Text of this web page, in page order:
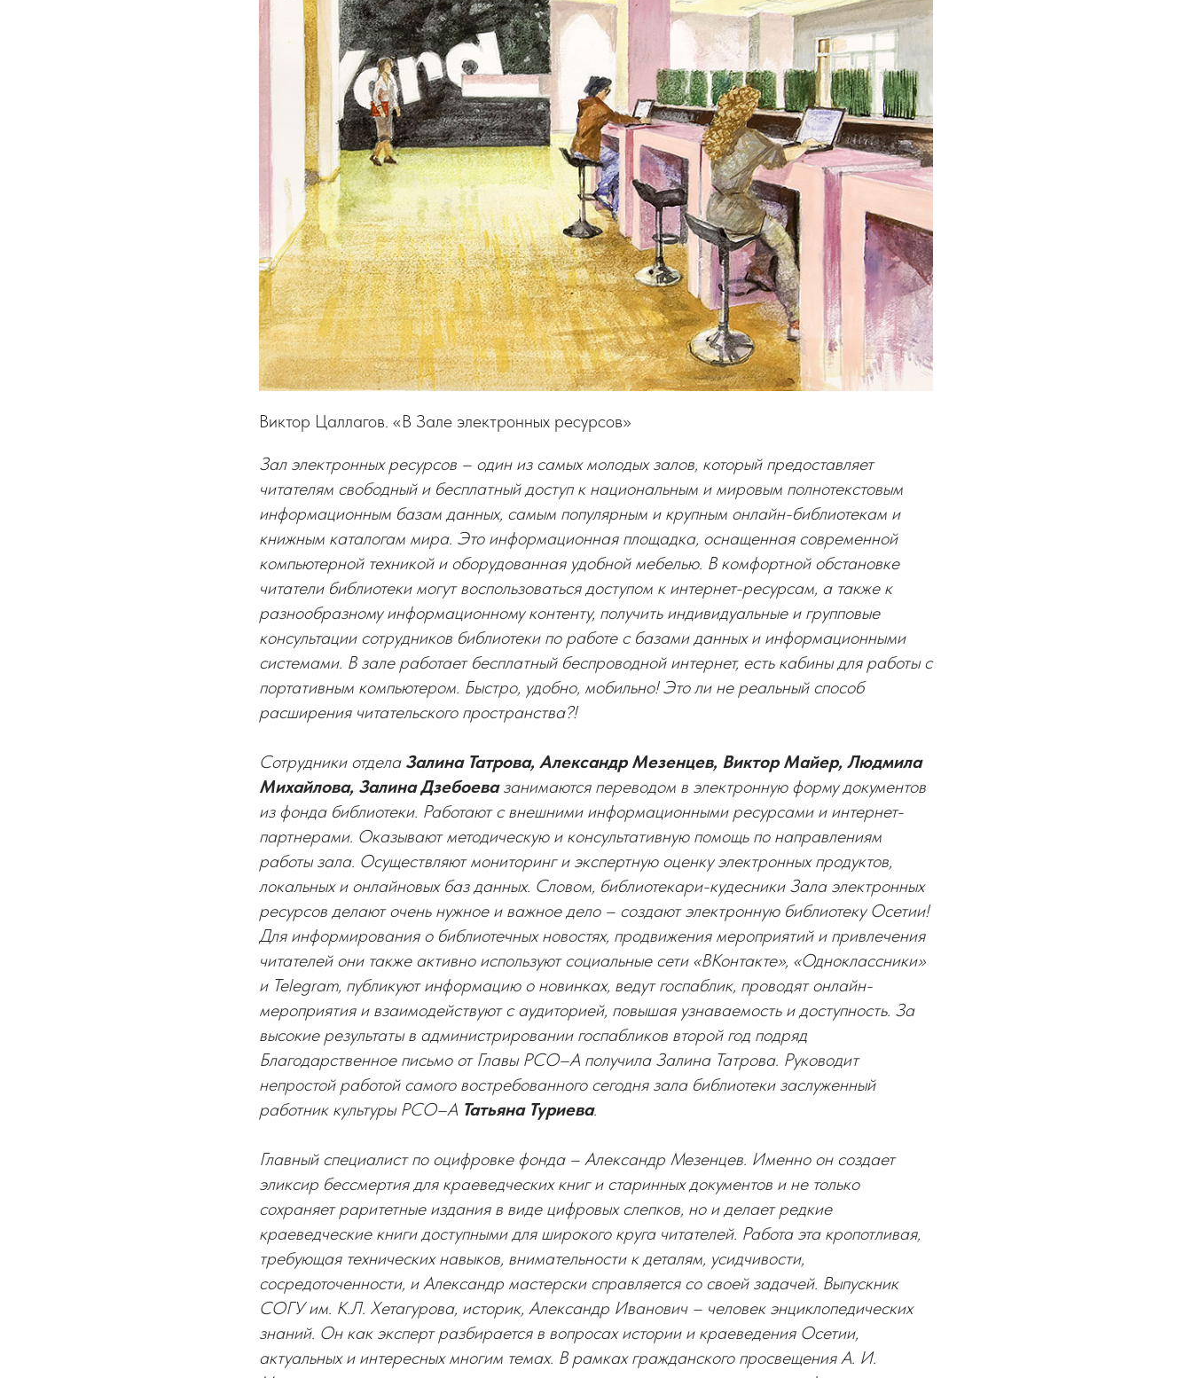
Виктор Цаллагов. «В Зале электронных ресурсов»
Зал электронных ресурсов – один из самых молодых залов, который предоставляет
читателям свободный и бесплатный доступ к национальным и мировым полнотекстовым
информационным базам данных, самым популярным и крупным онлайн-библиотекам и
книжным каталогам мира. Это информационная площадка, оснащенная современной
компьютерной техникой и оборудованная удобной мебелью. В комфортной обстановке
читатели библиотеки могут воспользоваться доступом к интернет-ресурсам, а также к
разнообразному информационному контенту, получить индивидуальные и групповые
консультации сотрудников библиотеки по работе с базами данных и информационными
системами. В зале работает бесплатный беспроводной интернет, есть кабины для работы с
портативным компьютером. Быстро, удобно, мобильно! Это ли не реальный способ
расширения читательского пространства?!
Сотрудники отдела Залина Татрова, Александр Мезенцев, Виктор Майер, Людмила
Михайлова, Залина Дзебоевазанимаются переводом в электронную форму документов
из фонда библиотеки. Работают с внешними информационными ресурсами и интернет-
партнерами. Оказывают методическую и консультативную помощь по направлениям
работы зала. Осуществляют мониторинг и экспертную оценку электронных продуктов,
локальных и онлайновых баз данных. Словом, библиотекари-кудесники Зала электронных
ресурсов делают очень нужное и важное дело – создают электронную библиотеку Осетии!
Для информирования о библиотечных новостях, продвижения мероприятий и привлечения
читателей они также активно используют социальные сети «ВКонтакте», «Одноклассники»
и Telegram, публикуют информацию о новинках, ведут госпаблик, проводят онлайн-
мероприятия и взаимодействуют с аудиторией, повышая узнаваемость и доступность. За
высокие результаты в администрировании госпабликов второй год подряд
Благодарственное письмо от Главы РСО–А получила Залина Татрова. Руководит
непростой работой самого востребованного сегодня зала библиотеки заслуженный
работник культуры РСО–А Татьяна Туриева.
Главный специалист по оцифровке фонда – Александр Мезенцев. Именно он создает
эликсир бессмертия для краеведческих книг и старинных документов и не только
сохраняет раритетные издания в виде цифровых слепков, но и делает редкие
краеведческие книги доступными для широкого круга читателей. Работа эта кропотливая,
требующая технических навыков, внимательности к деталям, усидчивости,
сосредоточенности, и Александр мастерски справляется со своей задачей. Выпускник
СОГУ им. К.Л. Хетагурова, историк, Александр Иванович – человек энциклопедических
знаний. Он как эксперт разбирается в вопросах истории и краеведения Осетии,
актуальных и интересных многим темах. В рамках гражданского просвещения А. И.